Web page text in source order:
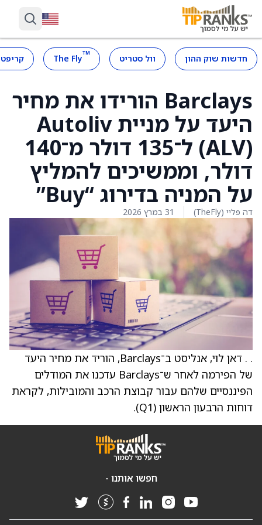
חדשות שוק ההון וול סטריט ™
The Fly
Barclays הורידו את מחיר
היעד על מניית Autoliv
(ALV) ל־135 דולר מ־140
דולר, וממשיכים להמליץ
על המניה בדירוג “Buy”
דה פליי (TheFly) 31 במרץ 2026
. . דאן לוי, אנליסט ב־Barclays, הוריד את מחיר היעד
של הפירמה לאחר ש־Barclays עדכנו את המודלים
הפיננסיים שלהם עבור קבוצת הרכב והמובילות, לקראת
דוחות הרבעון הראשון (Q1).
חפשו אותנו -